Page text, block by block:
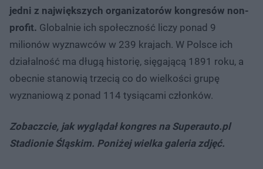
jedni z największych organizatorów kongresów non-
profit. Globalnie ich społeczność liczy ponad 9
milionów wyznawców w 239 krajach. W Polsce ich
działalność ma długą historię, sięgającą 1891 roku, a
obecnie stanowią trzecią co do wielkości grupę
wyznaniową z ponad 114 tysiącami członków.
Zobaczcie, jak wyglądał kongres na Superauto.pl
Stadionie Śląskim. Poniżej wielka galeria zdjęć.